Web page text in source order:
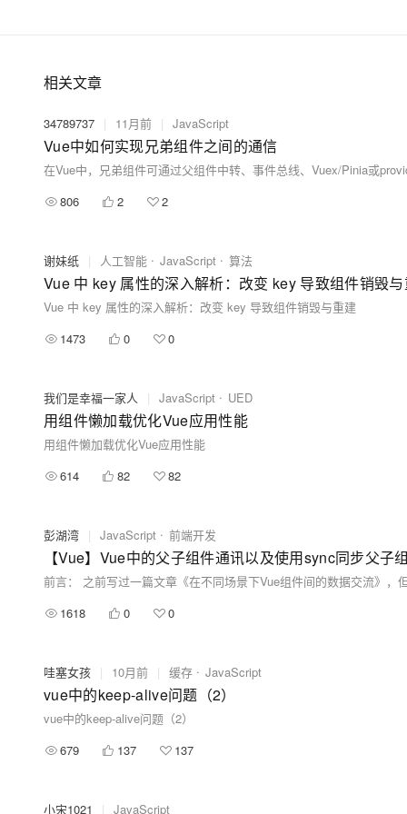
相关文章
34789737 | 11月前 | JavaScript
Vue中如何实现兄弟组件之间的通信
806 2 2
谢妹纸 | 人工智能 JavaScript 算法
Vue 中 key 属性的深入解析：改变 key 导致组件销毁
Vue 中 key 属性的深入解析：改变 key 导致组件销毁与重建
1473
0 0
我们是幸福一家人 | JavaScript UED
用组件懒加载优化Vue应用性能
用组件懒加载优化Vue应用性能
614
82 82
彭湖湾 | JavaScript 前端开发
【Vue】Vue中的父子组件通讯以及使用sync同步父子
1618 0 0
哇塞女孩 | 10月前 | 缓存 JavaScript
vue中的keep-alive问题（2）
vue中的keep-alive问题（2）
679
137 137
小宋1021 | JavaScript